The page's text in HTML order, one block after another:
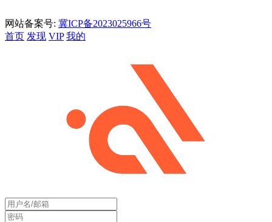
网站备案号: 冀ICP备2023025966号
首页 发现 VIP 我的